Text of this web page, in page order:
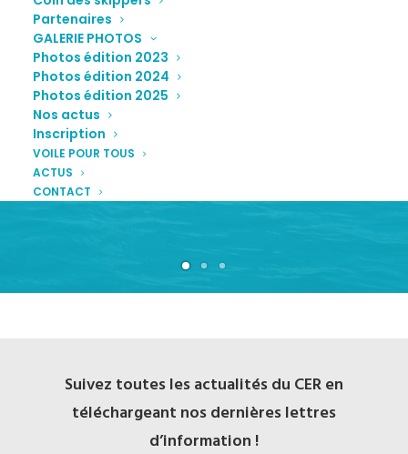
Partenaires
GALERIE PHOTOS
Photos édition 2023
Photos édition 2024
Photos édition 2025
Nos actus
Inscription
VOILE POUR TOUS
ACTUS
CONTACT
Accepter ce qu'on ne partage pas
permet de se comprendre soi-
même.
Suivez toutes les actualités du CER en
téléchargeant nos dernières lettres
d’information !